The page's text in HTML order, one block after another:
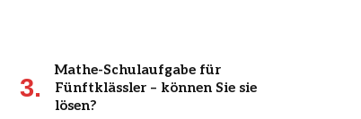
Mathe-Schulaufgabe für
Fünftklässler – können Sie sie
lösen?